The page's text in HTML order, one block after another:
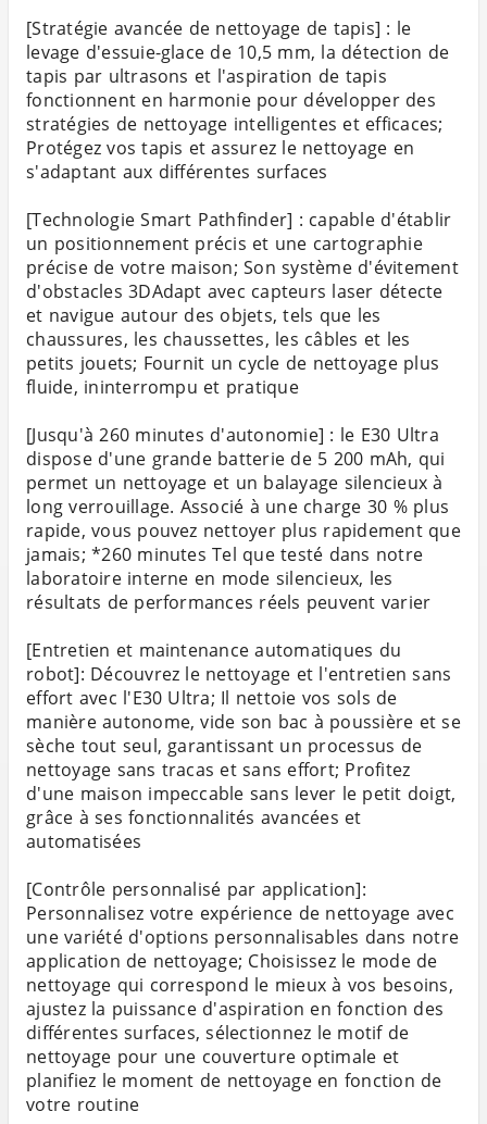
[Stratégie avancée de nettoyage de tapis] : le
levage d'essuie-glace de 10,5 mm, la détection de
tapis par ultrasons et l'aspiration de tapis
fonctionnent en harmonie pour développer des
stratégies de nettoyage intelligentes et efficaces;
Protégez vos tapis et assurez le nettoyage en
s'adaptant aux différentes surfaces
[Technologie Smart Pathfinder] : capable d'établir
un positionnement précis et une cartographie
précise de votre maison; Son système d'évitement
d'obstacles 3DAdapt avec capteurs laser détecte
et navigue autour des objets, tels que les
chaussures, les chaussettes, les câbles et les
petits jouets; Fournit un cycle de nettoyage plus
fluide, ininterrompu et pratique
[Jusqu'à 260 minutes d'autonomie] : le E30 Ultra
dispose d'une grande batterie de 5 200 mAh, qui
permet un nettoyage et un balayage silencieux à
long verrouillage. Associé à une charge 30 % plus
rapide, vous pouvez nettoyer plus rapidement que
jamais; *260 minutes Tel que testé dans notre
laboratoire interne en mode silencieux, les
résultats de performances réels peuvent varier
[Entretien et maintenance automatiques du
robot]: Découvrez le nettoyage et l'entretien sans
effort avec l'E30 Ultra; Il nettoie vos sols de
manière autonome, vide son bac à poussière et se
sèche tout seul, garantissant un processus de
nettoyage sans tracas et sans effort; Profitez
d'une maison impeccable sans lever le petit doigt,
grâce à ses fonctionnalités avancées et
automatisées
[Contrôle personnalisé par application]:
Personnalisez votre expérience de nettoyage avec
une variété d'options personnalisables dans notre
application de nettoyage; Choisissez le mode de
nettoyage qui correspond le mieux à vos besoins,
ajustez la puissance d'aspiration en fonction des
différentes surfaces, sélectionnez le motif de
nettoyage pour une couverture optimale et
planifiez le moment de nettoyage en fonction de
votre routine